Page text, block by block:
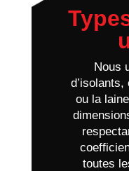
Nous
ou la
toutes